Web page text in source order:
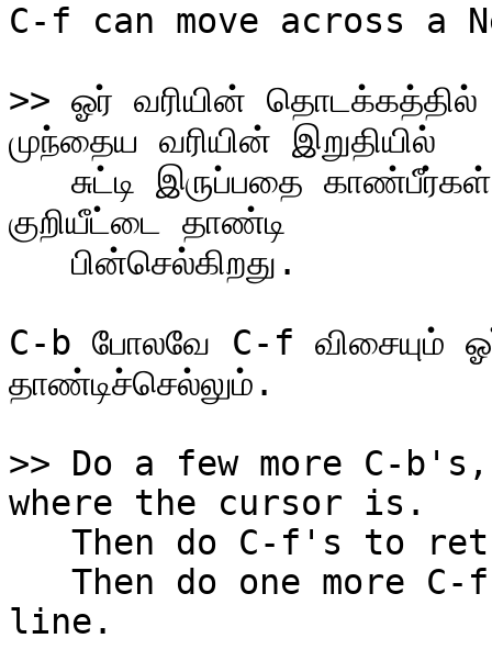
C-f can move across
>> ஓர் வரியின்
குறியீட்டை தாண்டி
C-b போலவே C-f விசையும் ஓர்
தாண்டிச்செல்லும்.
>> Do a few more C-
line.